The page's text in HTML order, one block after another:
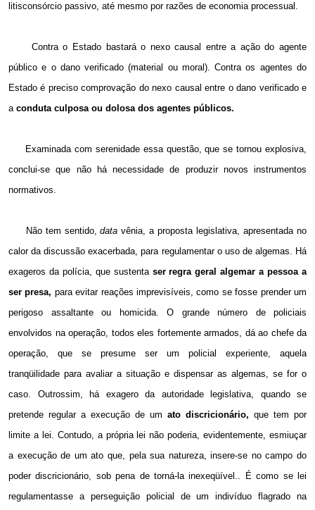
litisconsórcio passivo, até mesmo por razões de economia processual.
Contra o Estado bastará o nexo causal entre a ação do agente
público e o dano verificado (material ou moral). Contra os agentes do
Estado é preciso comprovação do nexo causal entre o dano verificado e
a conduta culposa ou dolosa dos agentes públicos.
Examinada com serenidade essa questão, que se tornou explosiva,
conclui-se que não há necessidade de produzir novos instrumentos
normativos.
Não tem sentido,datavênia, a proposta legislativa, apresentada no
calor da discussão exacerbada, para regulamentar o uso de algemas. Há
exageros da polícia, que sustenta ser regra geral algemar a pessoa a
ser presa, para evitar reações imprevisíveis, como se fosse prender um
perigoso assaltante ou homicida. O grande número de policiais
envolvidos na operação, todos eles fortemente armados, dá ao chefe da
operação, que se presume ser um policial experiente, aquela
tranqüilidade para avaliar a situação e dispensar as algemas, se for o
caso. Outrossim, há exagero da autoridade legislativa, quando se
pretende regular a execução de um ato discricionário, que tem por
limite a lei. Contudo, a própria lei não poderia, evidentemente, esmiuçar
a execução de um ato que, pela sua natureza, insere-se no campo do
poder discricionário, sob pena de torná-la inexeqüível.. É como se lei
regulamentasse a perseguição policial de um indivíduo flagrado na